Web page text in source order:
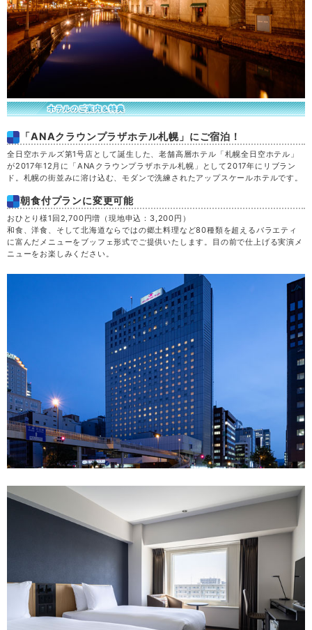
「ANAクラウンプラザホテル札幌」にご宿泊！
全日空ホテルズ第1号店として誕生した、老舗高層ホテル「札幌全日空ホテル」
が2017年12月に「ANAクラウンプラザホテル札幌」として2017年にリブラン
ド。札幌の街並みに溶け込む、モダンで洗練されたアップスケールホテルです。
朝食付プランに変更可能
おひとり様1回2,700円増（現地申込：3,200円）
和食、洋食、そして北海道ならではの郷土料理など80種類を超えるバラエティ
に富んだメニューをブッフェ形式でご提供いたします。目の前で仕上げる実演メ
ニューをお楽しみください。